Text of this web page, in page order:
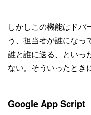
しかしこの機能はドバ
う、担当者が誰になっ
誰と誰に送る、といっ
ない。そういったとき
Google App Script